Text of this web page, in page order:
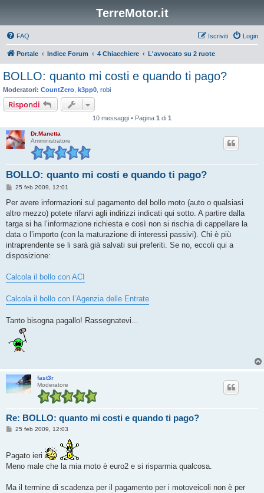
TerreMotor.it
FAQ Login
Iscriviti
Portale Indice Forum 4 Chiacchiere L'avvocato su 2 ruote
BOLLO: quanto mi costi e quando ti pago?
Moderatori: CountZero k3pp0 robi
Rispondi
10 messaggi • Pagina 1 di 1
Dr.Manetta
Amministratore
BOLLO: quanto mi costi e quando ti pago?
M
s
a
g
g
i
o
25 feb 2009, 12:01
Per avere informazioni sul pagamento del bollo moto (auto o qualsiasi
altro mezzo) potete rifarvi agli indirizzi indicati qui sotto. A partire dalla
targa si ha l’informazione richiesta e così non si rischia di cappellare la
data o l’importo (con la maturazione di interessi passivi). Chi è più
intraprendente se li sarà già salvati sui preferiti. Se no, eccoli qui a
disposizione:
Calcola il bollo con ACI
Calcola il bollo con l’Agenzia delle Entrate
Tanto bisogna pagallo! Rassegnatevi...
fast3r
Moderatore
Re: BOLLO: quanto mi costi e quando ti pago?
M
a
g
g
o
25 feb 2009, 12:03
Pagato ieri
Meno male che la mia moto è euro2 e si risparmia qualcosa.
Ma il termine di scadenza per il pagamento per i motoveicoli non è per